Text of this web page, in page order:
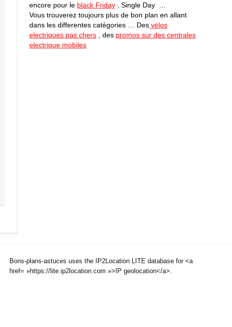
encore pour le black Friday , Single Day …
Vous trouverez toujours plus de bon plan en allant
dans les differentes catégories … Des vélos
electriques pas chers , des promos sur des centrales
electrique mobiles
Bons-plans-astuces uses the IP2Location LITE database for <a
href= »https://lite.ip2location.com »>IP geolocation</a>.